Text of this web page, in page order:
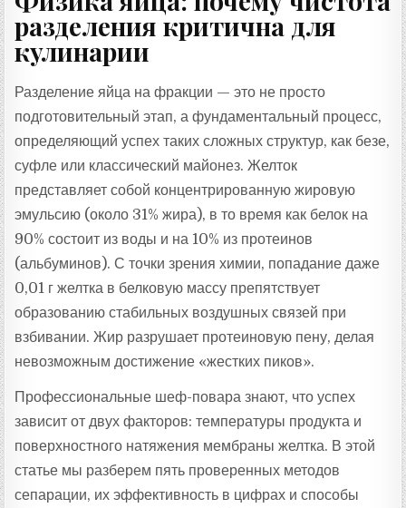
разделения критична для
кулинарии
Разделение яйца на фракции — это не просто
подготовительный этап, а фундаментальный процесс,
определяющий успех таких сложных структур, как безе,
суфле или классический майонез. Желток
представляет собой концентрированную жировую
эмульсию (около 31% жира), в то время как белок на
90% состоит из воды и на 10% из протеинов
(альбуминов). С точки зрения химии, попадание даже
0,01 г желтка в белковую массу препятствует
образованию стабильных воздушных связей при
взбивании. Жир разрушает протеиновую пену, делая
невозможным достижение «жестких пиков».
Профессиональные шеф-повара знают, что успех
зависит от двух факторов: температуры продукта и
поверхностного натяжения мембраны желтка. В этой
статье мы разберем пять проверенных методов
сепарации, их эффективность в цифрах и способы